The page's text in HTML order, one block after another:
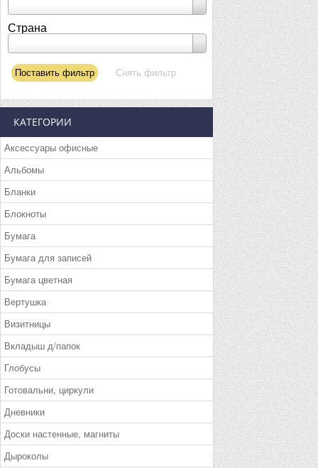
Страна
КАТЕГОРИИ
Аксессуары офисные
Альбомы
Бланки
Блокноты
Бумага
Бумага для записей
Бумага цветная
Вертушка
Визитницы
Вкладыш д/папок
Глобусы
Готовальни, циркули
Дневники
Доски настенные, магниты
Дыроколы